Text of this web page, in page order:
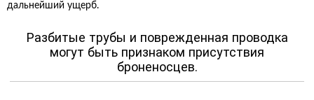
дальнейший ущерб.
Разбитые трубы и поврежденная проводка
могут быть признаком присутствия
броненосцев.